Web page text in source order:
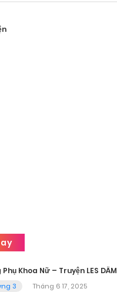
Phụ Khoa Nữ – Truyện LES DÂM
3
Tháng 6 17, 2025